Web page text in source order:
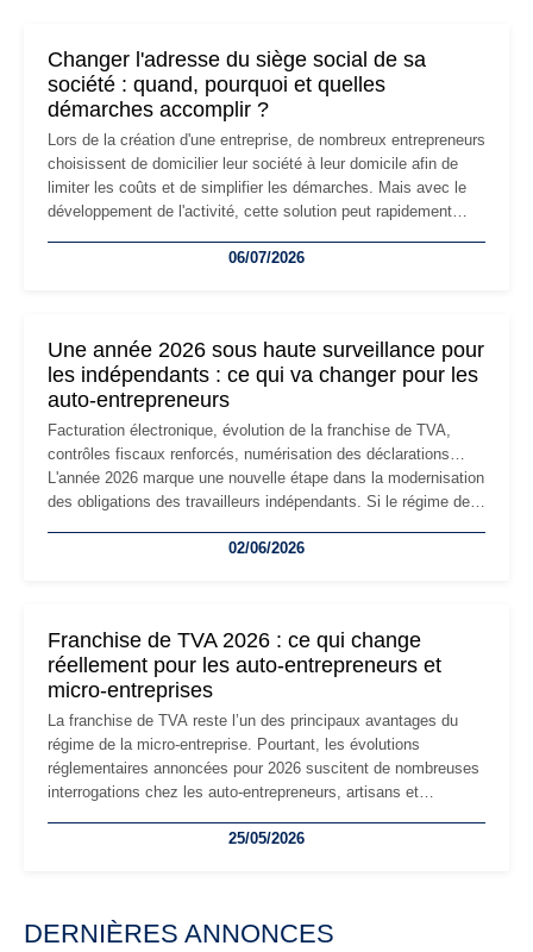
Changer l'adresse du siège social de sa
société : quand, pourquoi et quelles
démarches accomplir ?
Lors de la création d'une entreprise, de nombreux entrepreneurs
choisissent de domicilier leur société à leur domicile afin de
limiter les coûts et de simplifier les démarches. Mais avec le
développement de l'activité, cette solution peut rapidement
professionnels, recrutement, image de marque… Le
06/07/2026
Une année 2026 sous haute surveillance pour
les indépendants : ce qui va changer pour les
auto-entrepreneurs
Facturation électronique, évolution de la franchise de TVA,
contrôles fiscaux renforcés, numérisation des déclarations…
L'année 2026 marque une nouvelle étape dans la modernisation
des obligations des travailleurs indépendants. Si le régime de
les auto-entrepreneurs devront s'adapter à un environnement
02/06/2026
Franchise de TVA 2026 : ce qui change
réellement pour les auto-entrepreneurs et
micro-entreprises
La franchise de TVA reste l’un des principaux avantages du
régime de la micro-entreprise. Pourtant, les évolutions
réglementaires annoncées pour 2026 suscitent de nombreuses
interrogations chez les auto-entrepreneurs, artisans et
facturation ou risque de bascule vers la TVA : les règles
25/05/2026
DERNIÈRES ANNONCES